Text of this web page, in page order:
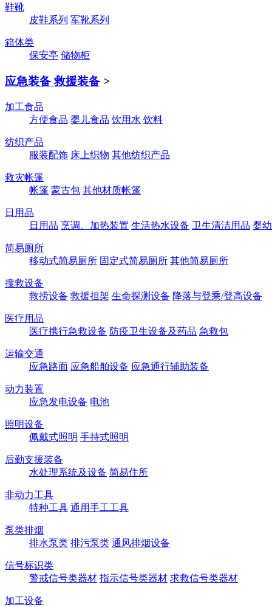
鞋靴
皮鞋系列 军靴系列
箱体类
保安亭 储物柜
应急装备 救援装备 >
加工食品
方便食品 婴儿食品 饮用水 饮料
纺织产品
服装配饰 床上织物 其他纺织产品
救灾帐篷
帐篷 蒙古包 其他材质帐篷
日用品
日用品 烹调、加热装置 生活热水设备 卫生清洁用品 婴
简易厕所
移动式简易厕所 固定式简易厕所 其他简易厕所
搜救设备
救捞设备 救援担架 生命探测设备 降落与登乘/登高设备
医疗用品
医疗携行急救设备 防疫卫生设备及药品 急救包
运输交通
应急路面 应急船舶设备 应急通行辅助装备
动力装置
应急发电设备 电池
照明设备
佩戴式照明 手持式照明
后勤支援装备
水处理系统及设备 简易住所
非动力工具
特种工具 通用手工工具
泵类排烟
排水泵类 排污泵类 通风排烟设备
信号标识类
警戒信号类器材 指示信号类器材 求救信号类器材
加工设备